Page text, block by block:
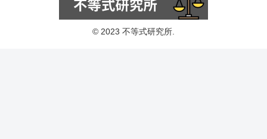
© 2023 不等式研究所.